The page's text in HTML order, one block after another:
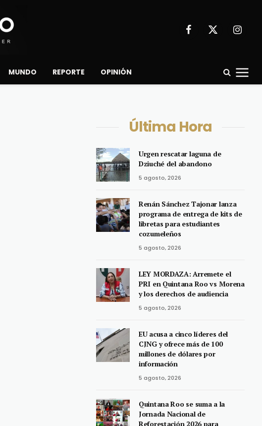
Facebook
X
MUNDO REPORTE OPINIÓN
Última Hora
Urgen rescatar laguna de
Dziuché del abandono
5 agosto, 2026
Renán Sánchez Tajonar lanza
programa de entrega de kits de
libretas para estudiantes
cozumeleños
5 agosto, 2026
LEY MORDAZA: Arremete el
PRI en Quintana Roo vs Morena
y los derechos de audiencia
5 agosto, 2026
EU acusa a cinco líderes del
CJNG y ofrece más de 100
millones de dólares por
información
5 agosto, 2026
Quintana Roo se suma a la
Jornada Nacional de
Reforestación 2026 para